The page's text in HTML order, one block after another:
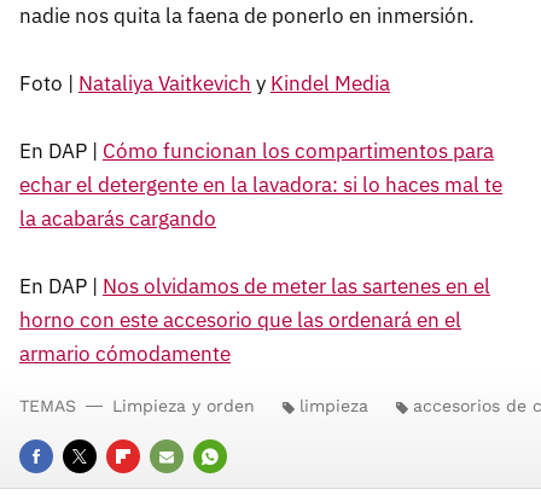
nadie nos quita la faena de ponerlo en inmersión.
Foto | Nataliya Vaitkevich y Kindel Media
En DAP | Cómo funcionan los compartimentos para
echar el detergente en la lavadora: si lo haces mal te
la acabarás cargando
En DAP | Nos olvidamos de meter las sartenes en el
horno con este accesorio que las ordenará en el
armario cómodamente
FACEBOOK
TWITTERFLIPBOARD
E- WHATSAPP
TEMAS Limpieza y orden limpieza accesorios de